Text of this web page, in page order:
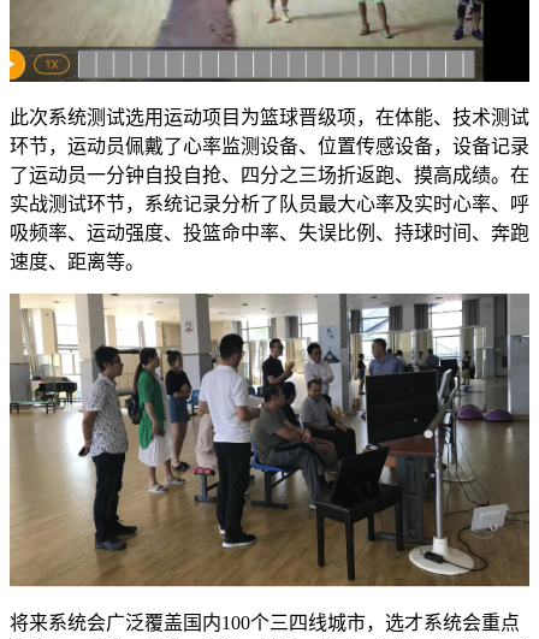
此次系统测试选用运动项目为篮球晋级项，在体能、技术测试
环节，运动员佩戴了心率监测设备、位置传感设备，设备记录
了运动员一分钟自投自抢、四分之三场折返跑、摸高成绩。在
实战测试环节，系统记录分析了队员最大心率及实时心率、呼
吸频率、运动强度、投篮命中率、失误比例、持球时间、奔跑
速度、距离等。
将来系统会广泛覆盖国内100个三四线城市，选才系统会重点